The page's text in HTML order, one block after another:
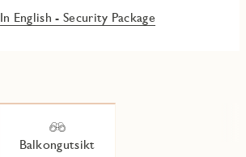
In English - Security Package
Balkongutsikt